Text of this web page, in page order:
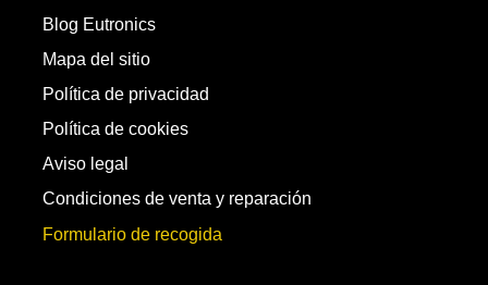
Blog Eutronics
Mapa del sitio
Política de privacidad
Política de cookies
Aviso legal
Condiciones de venta y reparación
Formulario de recogida